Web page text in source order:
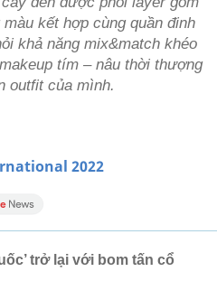
2022
kết hợp cùng quần đinh
khả năng mix&match khéo
tím – nâu thời thượng
outfit của mình.
trở lại với bom tấn cổ